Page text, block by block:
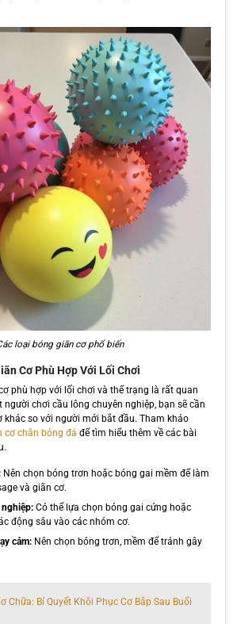
loại bóng giãn cơ phổ biến
Cơ Phù Hợp Với Lối Chơi
phù hợp với lối chơi và thể trạng là rất quan
chơi cầu lông chuyên nghiệp, bạn sẽ cần
khác so với người mới bắt đầu. Tham khảo
cơ chân bóng đá để tìm hiểu thêm về các bài
Nên chọn bóng trơn hoặc bóng gai mềm để làm
và giãn cơ.
Có thể lựa chọn bóng gai cứng hoặc
động sâu vào các nhóm cơ.
cảm:Nên chọn bóng trơn, mềm để tránh gây
Chữa: Bí Quyết Khôi Phục Cơ Bắp Sau Buổi